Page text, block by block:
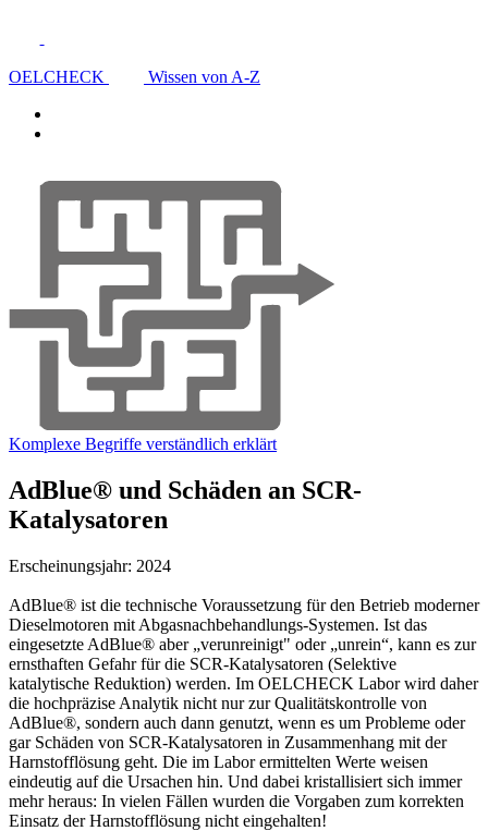
OELCHECK Wissen von A-Z
Komplexe Begriffe verständlich erklärt
AdBlue® und Schäden an SCR-
Katalysatoren
Erscheinungsjahr: 2024
AdBlue® ist die technische Voraussetzung für den Betrieb moderner
Dieselmotoren mit Abgasnachbehandlungs-Systemen. Ist das
eingesetzte AdBlue® aber „verunreinigt" oder „unrein“, kann es zur
ernsthaften Gefahr für die SCR-Katalysatoren (Selektive
katalytische Reduktion) werden. Im OELCHECK Labor wird daher
die hochpräzise Analytik nicht nur zur Qualitätskontrolle von
AdBlue®, sondern auch dann genutzt, wenn es um Probleme oder
gar Schäden von SCR-Katalysatoren in Zusammenhang mit der
Harnstofflösung geht. Die im Labor ermittelten Werte weisen
eindeutig auf die Ursachen hin. Und dabei kristallisiert sich immer
mehr heraus: In vielen Fällen wurden die Vorgaben zum korrekten
Einsatz der Harnstofflösung nicht eingehalten!